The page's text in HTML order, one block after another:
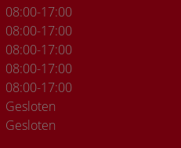
08:00-17:00
08:00-17:00
08:00-17:00
08:00-17:00
08:00-17:00
Gesloten
Gesloten